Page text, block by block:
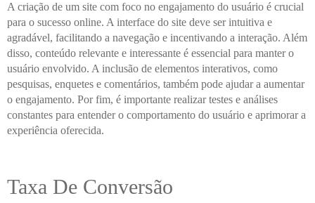
A criação de um site com foco no engajamento do usuário é crucial
para o sucesso online. A interface do site deve ser intuitiva e
agradável, facilitando a navegação e incentivando a interação. Além
disso, conteúdo relevante e interessante é essencial para manter o
usuário envolvido. A inclusão de elementos interativos, como
pesquisas, enquetes e comentários, também pode ajudar a aumentar
o engajamento. Por fim, é importante realizar testes e análises
constantes para entender o comportamento do usuário e aprimorar a
experiência oferecida.
Taxa De Conversão